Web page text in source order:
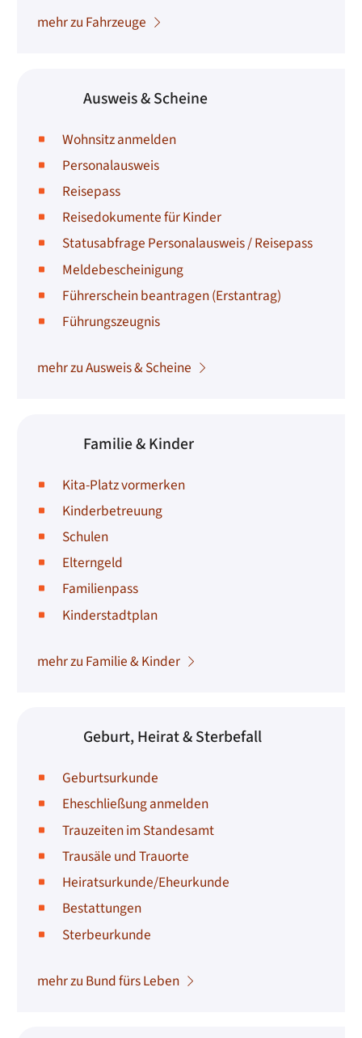
mehr zu Fahrzeuge
Ausweis & Scheine
Wohnsitz anmelden
Personalausweis
Reisepass
Reisedokumente für Kinder
Statusabfrage Personalausweis / Reisepass
Meldebescheinigung
Führerschein beantragen (Erstantrag)
Führungszeugnis
mehr zu Ausweis & Scheine
Familie & Kinder
Kita-Platz vormerken
Kinderbetreuung
Schulen
Elterngeld
Familienpass
Kinderstadtplan
mehr zu Familie & Kinder
Geburt, Heirat & Sterbefall
Geburtsurkunde
Eheschließung anmelden
Trauzeiten im Standesamt
Trausäle und Trauorte
Heiratsurkunde/Eheurkunde
Bestattungen
Sterbeurkunde
mehr zu Bund fürs Leben